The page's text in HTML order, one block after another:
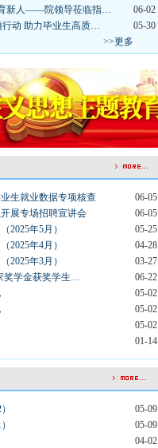
育新人——院领导莅临指…
06-02
行动 助力毕业生高质…
05-30
>>更多
生就业数据专项核查
06-05
展专场招聘宣讲会
06-05
2025年5月）
05-25
2025年4月）
04-28
2025年3月）
03-27
奖学金获奖学生…
06-22
05-02
05-02
05-02
01-14
05-09
05-09
04-02